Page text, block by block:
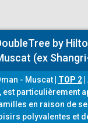
by
(ex
- Muscat TOP 2|
est particulièrement
en raison de
polyvalentes et